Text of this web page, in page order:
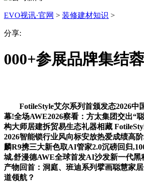
EVO视讯·官网 > 装修建材知识 >
分享:
000+参展品牌集结
FotileStyle艾尔系列首颁发态2026中
幕!全场AWE2026察看：方太集团交出“
构大师居建拆贸易生态礼器相藏
2026智能锁行业风向标安放热爱成绩高
麟R9携三大新色取AI管家2.0沉磅回归
城,舒漫德AWE全球首发AI沙发新一代黑
产物回首：洞庭、班迪系列擘画聪慧家
道领航？